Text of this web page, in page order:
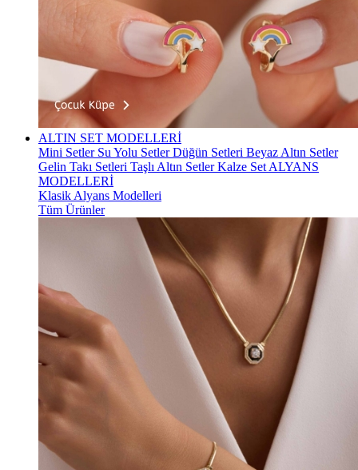
ALTIN SET MODELLERİ
Mini Setler Su Yolu SetlerDüğün Setleri Beyaz Altın Setler
Gelin Takı Setleri Taşlı Altın SetlerKalze Set ALYANS
MODELLERİ
Klasik Alyans Modelleri
Tüm Ürünler